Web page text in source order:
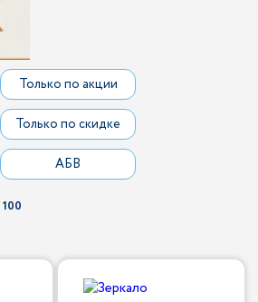
Только по акции
Только по скидке
АБВ
100